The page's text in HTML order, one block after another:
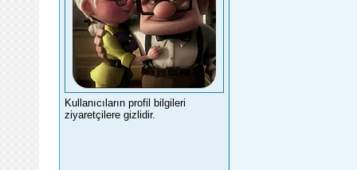
Kullanıcıların profil bilgileri
ziyaretçilere gizlidir.